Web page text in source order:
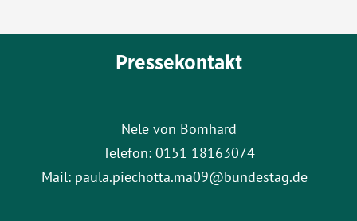
Pressekontakt
Nele von Bomhard
Telefon: 0151 18163074
Mail: paula.piechotta.ma09@bundestag.de